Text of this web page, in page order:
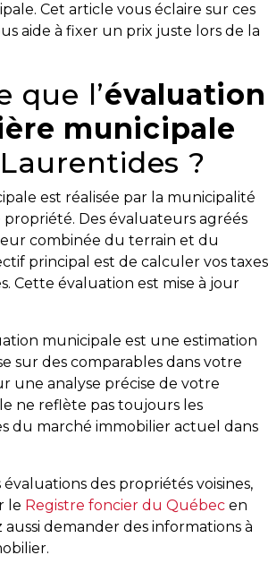
Cet article vous éclaire sur ces
aide à fixer un prix juste lors de la
que l’évaluation
municipale
?
est réalisée par la municipalité
Des évaluateurs agréés
combinée du terrain et du
principal est de calculer vos taxes
Cette évaluation est mise à jour
municipale est une estimation
sur des comparables dans votre
une analyse précise de votre
ne reflète pas toujours les
du marché immobilier actuel dans
des propriétés voisines,
le Registre foncier du Québec en
aussi demander des informations à